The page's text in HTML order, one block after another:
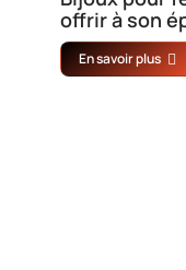
offrir à son
En savoir plus